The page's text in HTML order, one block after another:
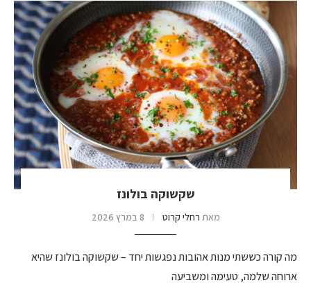
שקשוקה בולונז
מאת רחלי קרוט 8 במרץ 2026
מה קורה כששתי מנות אהובות נפגשות יחד – שקשוקה בולונז שהיא
ארוחה שלמה, טעימה ומשביעה